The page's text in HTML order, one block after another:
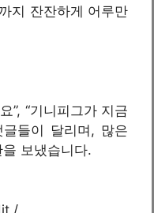
지 잔잔하게 어루만
”, “기니피그가 지금
들이 달리며, 많은
보냈습니다.
/ .